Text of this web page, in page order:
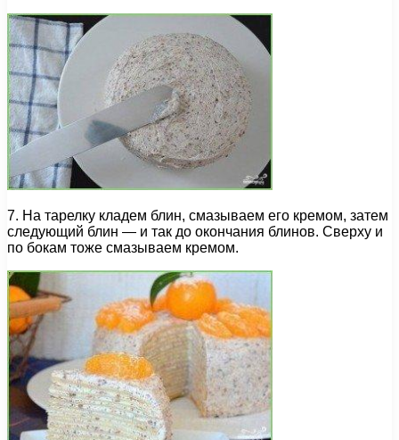
7. На тарелку кладем блин, смазываем его кремом, затем
следующий блин — и так до окончания блинов. Сверху и
по бокам тоже смазываем кремом.